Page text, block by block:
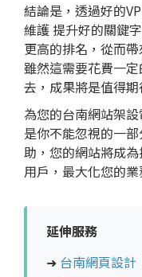
結論是，透過好的
維護 提升好的關鍵
更高的排名，從而
雖然這需要花費一
去，成果將是值得期
為您的台南網站架
是你不能忽視的一
助，您的網站將成
用戶，最大化您的業
延伸服務
➜ 台南網頁設計